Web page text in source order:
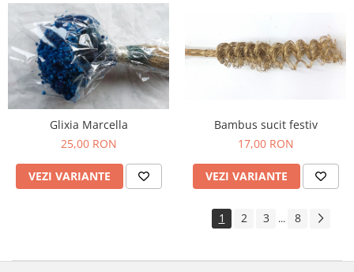
Glixia Marcella
25,00 RON
VEZI VARIANTE
Bambus sucit festiv
17,00 RON
VEZI VARIANTE
1 2 3 ... 8